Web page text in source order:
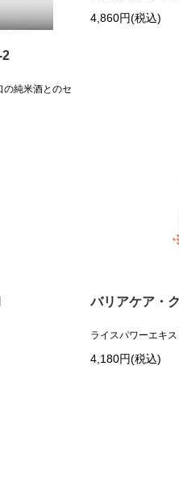
2
の純米酒とのセ
4,860円(税込)
バリアケア・
ライスパワーエキ
4,180円(税込)